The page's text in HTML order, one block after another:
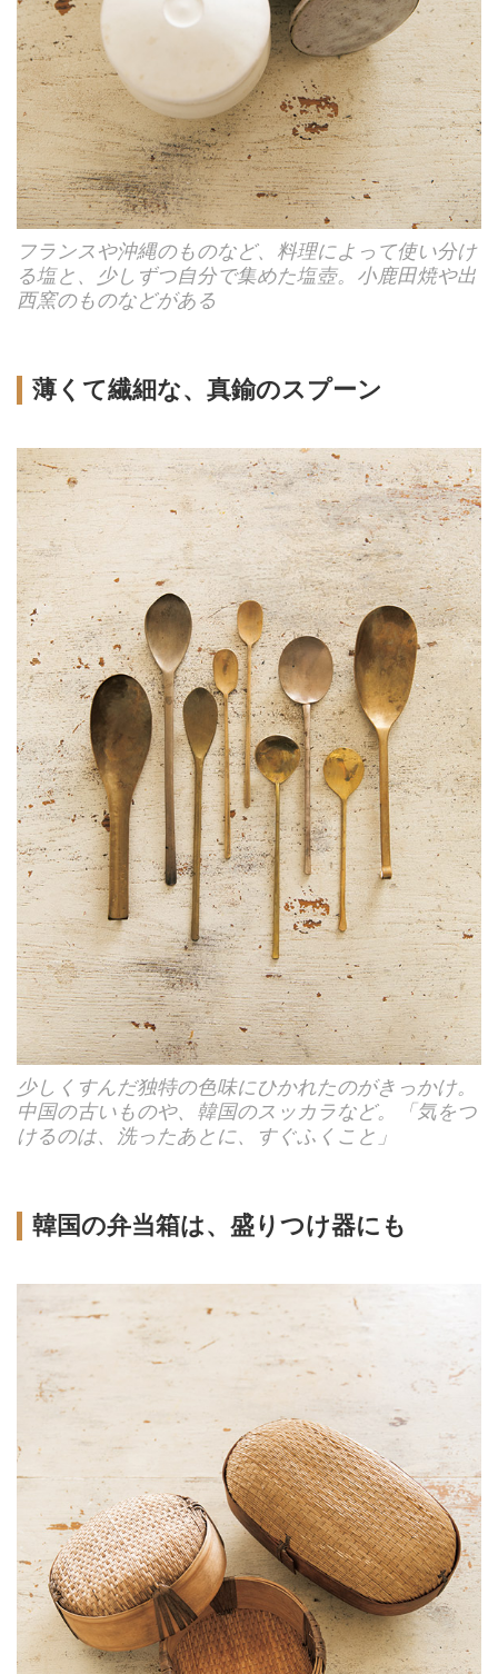
フランスや沖縄のものなど、料理によって使い分け
る塩と、少しずつ自分で集めた塩壺。小鹿田焼や出
西窯のものなどがある
薄くて繊細な、真鍮のスプーン
少しくすんだ独特の色味にひかれたのがきっかけ。
中国の古いものや、韓国のスッカラなど。「気をつ
けるのは、洗ったあとに、すぐふくこと」
韓国の弁当箱は、盛りつけ器にも